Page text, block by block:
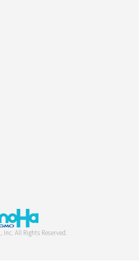
All Rights Reserved.